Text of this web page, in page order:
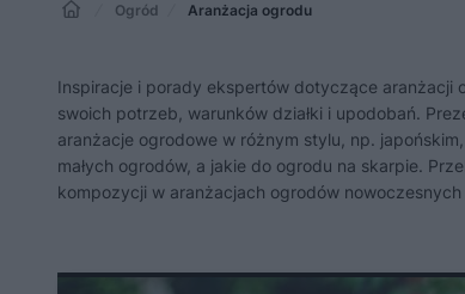
Ogród Aranżacja ogrodu
Inspiracje i porady ekspertów dotyczące aranżacji
swoich potrzeb, warunków działki i upodobań.
aranżacje ogrodowe w różnym stylu, np.
małych ogrodów, a jakie do ogrodu na skarpie.
kompozycji w aranżacjach ogrodów